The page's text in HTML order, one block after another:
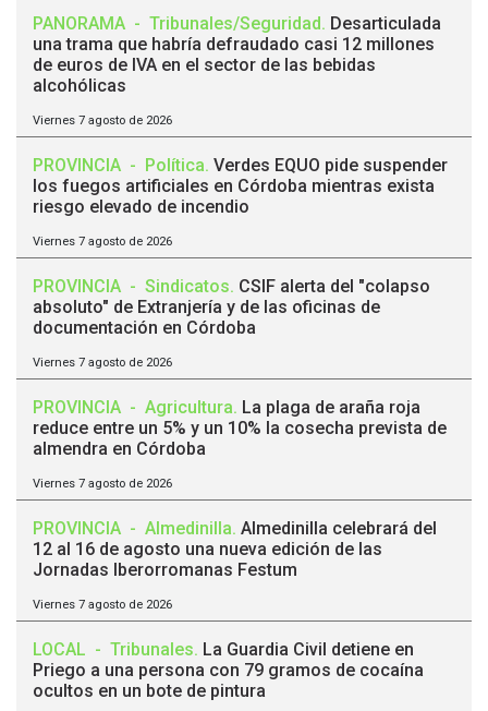
PANORAMA - Tribunales/Seguridad. Desarticulada
una trama que habría defraudado casi 12 millones
de euros de IVA en el sector de las bebidas
alcohólicas
Viernes 7 agosto de 2026
PROVINCIA - Política. Verdes EQUO pide suspender
los fuegos artificiales en Córdoba mientras exista
riesgo elevado de incendio
Viernes 7 agosto de 2026
PROVINCIA - Sindicatos. CSIF alerta del "colapso
absoluto" de Extranjería y de las oficinas de
documentación en Córdoba
Viernes 7 agosto de 2026
PROVINCIA - Agricultura. La plaga de araña roja
reduce entre un 5% y un 10% la cosecha prevista de
almendra en Córdoba
Viernes 7 agosto de 2026
PROVINCIA - Almedinilla. Almedinilla celebrará del
12 al 16 de agosto una nueva edición de las
Jornadas Iberorromanas Festum
Viernes 7 agosto de 2026
LOCAL - Tribunales. La Guardia Civil detiene en
Priego a una persona con 79 gramos de cocaína
ocultos en un bote de pintura